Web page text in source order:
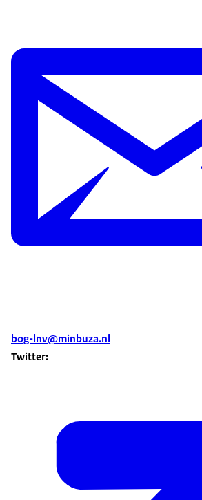
bog-lnv@minbuza.nl
Twitter: